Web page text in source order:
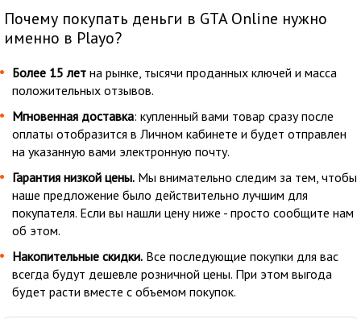
Почему покупать деньги в GTA Online нужно
именно в Playo?
Более 15 лет на рынке, тысячи проданных ключей и масса
положительных отзывов.
Мгновенная доставка: купленный вами товар сразу после
оплаты отобразится в Личном кабинете и будет отправлен
на указанную вами электронную почту.
Гарантия низкой цены. Мы внимательно следим за тем, чтобы
наше предложение было действительно лучшим для
покупателя. Если вы нашли цену ниже - просто сообщите нам
об этом.
Накопительные скидки. Все последующие покупки для вас
всегда будут дешевле розничной цены. При этом выгода
будет расти вместе с объемом покупок.